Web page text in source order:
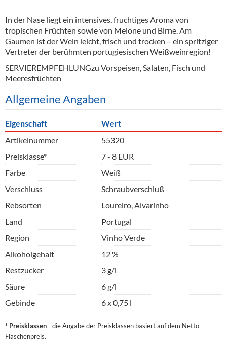
In der Nase liegt ein intensives, fruchtiges Aroma von
tropischen Früchten sowie von Melone und Birne. Am
Gaumen ist der Wein leicht, frisch und trocken – ein spritziger
Vertreter der berühmten portugiesischen Weißweinregion!
SERVIEREMPFEHLUNGzu Vorspeisen, Salaten, Fisch und
Meeresfrüchten
Allgemeine Angaben
Eigenschaft
Wert
Artikelnummer
55320
Preisklasse*
7 - 8 EUR
Farbe
Weiß
Verschluss
Schraubverschluß
Rebsorten
Loureiro, Alvarinho
Land
Portugal
Region
Vinho Verde
Alkoholgehalt
12 %
Restzucker
3 g/l
Säure
6 g/l
Gebinde
6 x 0,75 l
* Preisklassen- die Angabe der Preisklassen basiert auf dem Netto-
Flaschenpreis.